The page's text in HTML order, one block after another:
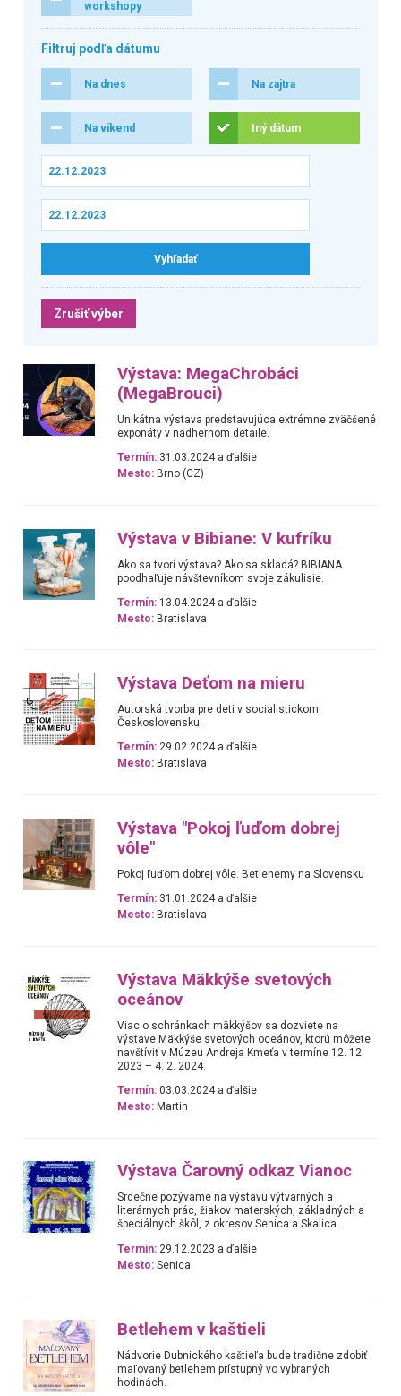
workshopy
Filtruj podľa dátumu
Na dnes Na zajtra
Na víkend Iný dátum
Zrušiť výber
Výstava: MegaChrobáci
(MegaBrouci)
Unikátna výstava predstavujúca extrémne zväčšené
exponáty v nádhernom detaile.
Termín: 31.03.2024 a ďalšie
Mesto: Brno (CZ)
Výstava v Bibiane: V kufríku
Ako sa tvorí výstava? Ako sa skladá? BIBIANA
poodhaľuje návštevníkom svoje zákulisie.
Termín: 13.04.2024 a ďalšie
Mesto: Bratislava
Výstava Deťom na mieru
Autorská tvorba pre deti v socialistickom
Československu.
Termín: 29.02.2024 a ďalšie
Mesto: Bratislava
Výstava "Pokoj ľuďom dobrej
vôle"
Pokoj ľuďom dobrej vôle. Betlehemy na Slovensku
Termín: 31.01.2024 a ďalšie
Mesto: Bratislava
Výstava Mäkkýše svetových
oceánov
Viac o schránkach mäkkýšov sa dozviete na
výstave Mäkkýše svetových oceánov, ktorú môžete
navštíviť v Múzeu Andreja Kmeťa v termíne 12. 12.
2023 – 4. 2. 2024.
Termín: 03.03.2024 a ďalšie
Mesto: Martin
Výstava Čarovný odkaz Vianoc
Srdečne pozývame na výstavu výtvarných a
literárnych prác, žiakov materských, základných a
špeciálnych škôl, z okresov Senica a Skalica.
Termín: 29.12.2023 a ďalšie
Mesto: Senica
Betlehem v kaštieli
Nádvorie Dubnického kaštieľa bude tradične zdobiť
maľovaný betlehem prístupný vo vybraných
hodinách.